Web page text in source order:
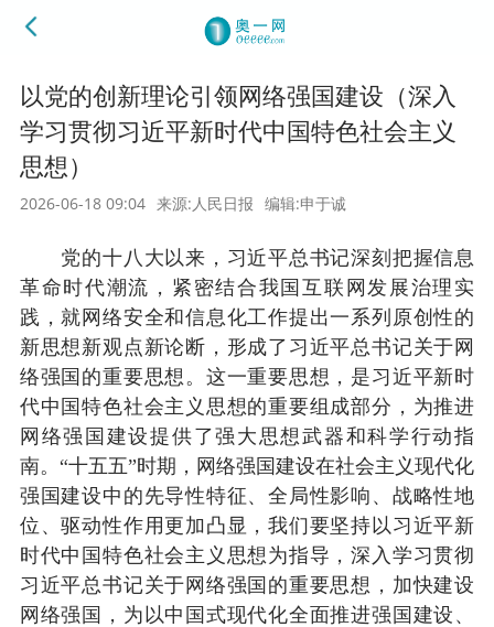
以党的创新理论引领网络强国建设（深入
学习贯彻习近平新时代中国特色社会主义
思想）
2026-06-18 09:04 来源:人民日报 编辑:申于诚
党的十八大以来，习近平总书记深刻把握信息
革命时代潮流，紧密结合我国互联网发展治理实
践，就网络安全和信息化工作提出一系列原创性的
新思想新观点新论断，形成了习近平总书记关于网
络强国的重要思想。这一重要思想，是习近平新时
代中国特色社会主义思想的重要组成部分，为推进
网络强国建设提供了强大思想武器和科学行动指
南。“十五五”时期，网络强国建设在社会主义现代化
强国建设中的先导性特征、全局性影响、战略性地
位、驱动性作用更加凸显，我们要坚持以习近平新
时代中国特色社会主义思想为指导，深入学习贯彻
习近平总书记关于网络强国的重要思想，加快建设
网络强国，为以中国式现代化全面推进强国建设、